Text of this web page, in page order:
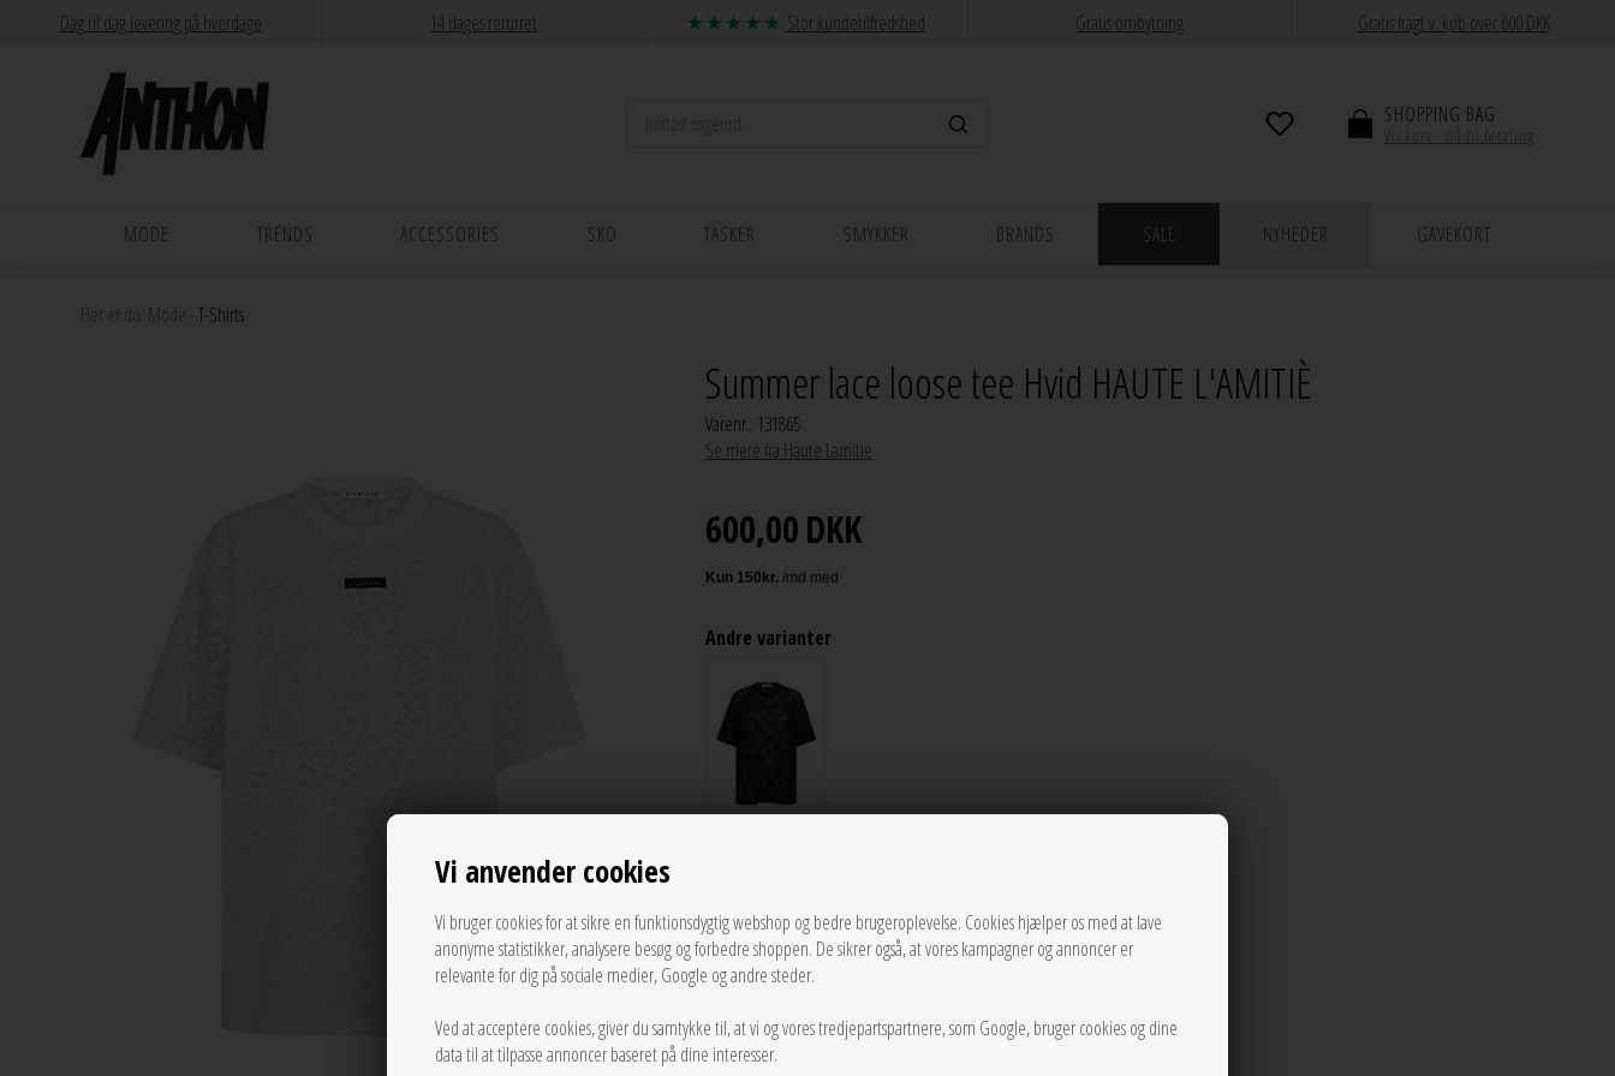
Vi anvender cookies
Vi bruger cookies for at sikre en funktionsdygtig webshop og bedre brugeroplevelse. Cookies hjælper os med at lave
anonyme statistikker, analysere besøg og forbedre shoppen. De sikrer også, at vores kampagner og annoncer er
relevante for dig på sociale medier, Google og andre steder.
Ved at acceptere cookies, giver du samtykke til, at vi og vores tredjepartspartnere, som Google, bruger cookies og dine
data til at tilpasse annoncer baseret på dine interesser.
Dag til dag levering på hverdage 14 dages returret Stor kundetilfredshed Gratis ombytning Gratis fragt v. køb over 600 DKK
SHOPPING BAG
MODE TRENDS ACCESSORIES SKO TASKER SMYKKER BRANDS SALE NYHEDER GAVEKORT
Her er du: Mode -T-Shirts
Summer lace loose tee Hvid HAUTE L'AMITIÈ
Varenr.: 131865
Se mere fra Haute Lamitie
600,00DKK
Andre varianter
LÆG I KURVEN
Tilføj til Ønskeskyen